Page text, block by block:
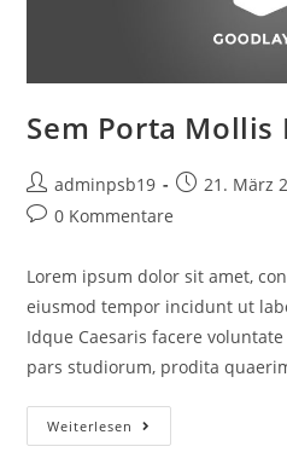
Sem Porta
Beitrags-
Autor:
adminpsb19
Beitrag21. März
Beitrags-
0 Kommentare
Lorem ipsum dolor sit amet,
eiusmod tempor incidunt ut
Idque Caesaris facere
pars studiorum, prodita
Weiterlesen Sem
Porta